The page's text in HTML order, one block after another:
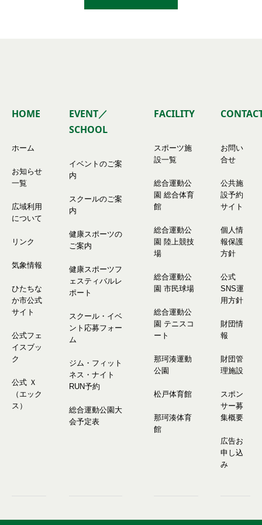
HOME
ホーム
お知らせ
一覧
広域利用
について
リンク
気象情報
ひたちな
か市公式
サイト
公式フェ
イスブッ
ク
公式 Ｘ
（エック
ス）
EVENT／
SCHOOL
イベントのご案
内
スクールのご案
内
健康スポーツの
ご案内
健康スポーツフ
ェスティバルレ
ポート
スクール・イベ
ント応募フォー
ム
ジム・フィット
ネス・ナイト
RUN予約
総合運動公園大
会予定表
FACILITY
スポーツ施
設一覧
総合運動公
園 総合体育
館
総合運動公
園 陸上競技
場
総合運動公
園 市民球場
総合運動公
園 テニスコ
ート
那珂湊運動
公園
松戸体育館
那珂湊体育
館
お問い
合せ
公共施
設予約
サイト
個人情
報保護
方針
公式
SNS運
用方針
財団情
報
財団管
理施設
スポン
サー募
集概要
広告お
申し込
み